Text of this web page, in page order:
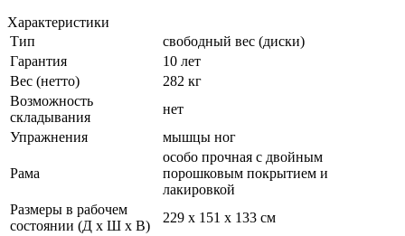
Характеристики
Тип
свободный вес (диски)
Гарантия
10 лет
Вес (нетто)
282 кг
Возможность
складывания
нет
Упражнения
мышцы ног
Рама
особо прочная с двойным
порошковым покрытием и
лакировкой
Размеры в рабочем
состоянии (Д х Ш х В)
229 x 151 x 133 см